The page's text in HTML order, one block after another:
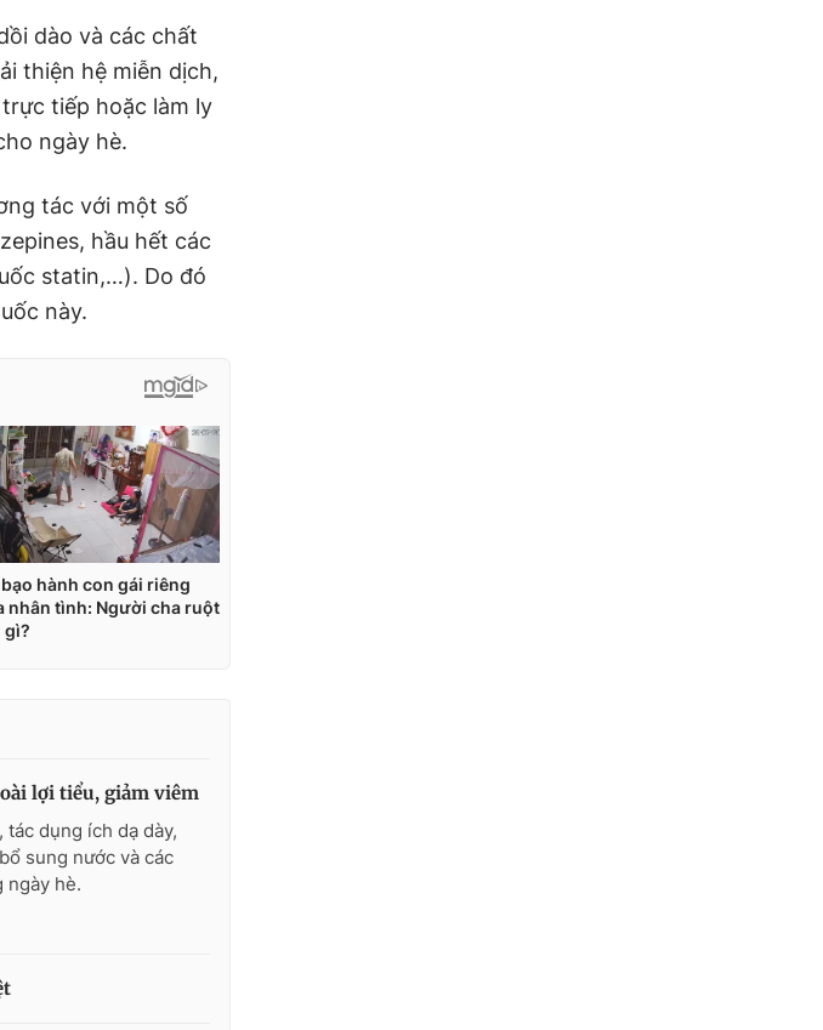
dào và các chất
thiện hệ miễn dịch,
tiếp hoặc làm ly
ngày hè.
tác với một số
hầu hết các
statin,…). Do đó
này.
lợi tiểu, giảm viêm
dụng ích dạ dày,
sung nước và các
ngày hè.